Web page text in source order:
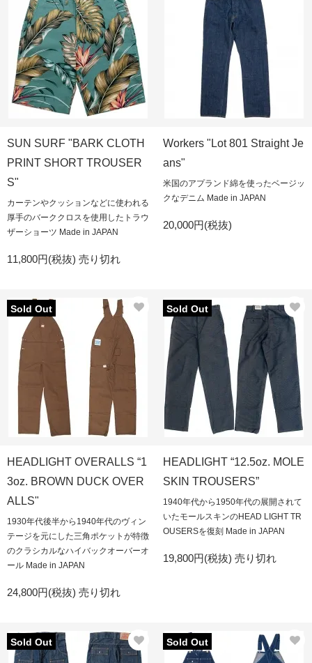
SUN SURF "BARK CLOTH
PRINT SHORT TROUSER
S"
カーテンやクッションなどに使われる
厚手のバーククロスを使用したトラウ
ザーショーツ Made in JAPAN
11,800円(税抜) 売り切れ
Workers "Lot 801 Straight Je
ans"
米国のアプランド綿を使ったベージッ
クなデニム Made in JAPAN
20,000円(税抜)
Sold Out
HEADLIGHT OVERALLS “1
3oz. BROWN DUCK OVER
ALLS"
1930年代後半から1940年代のヴィン
テージを元にした三角ポケットが特徴
のクラシカルなハイバックオーバーオ
ール Made in JAPAN
24,800円(税抜) 売り切れ
Sold Out
HEADLIGHT “12.5oz. MOLE
SKIN TROUSERS”
1940年代から1950年代の展開されて
いたモールスキンのHEAD LIGHT TR
OUSERSを復刻 Made in JAPAN
19,800円(税抜) 売り切れ
Sold Out Sold Out